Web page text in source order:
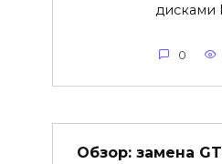
дисками
0
Обзор: замена